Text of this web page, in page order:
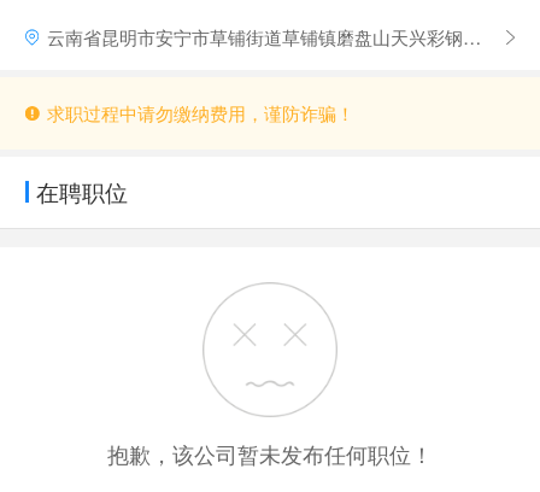
云南省昆明市安宁市草铺街道草铺镇磨盘山天兴彩钢对面（华源包装）
求职过程中请勿缴纳费用，谨防诈骗！
在聘职位
抱歉，该公司暂未发布任何职位！